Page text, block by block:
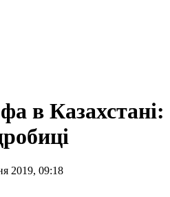
в Казахстані:
2019, 09:18